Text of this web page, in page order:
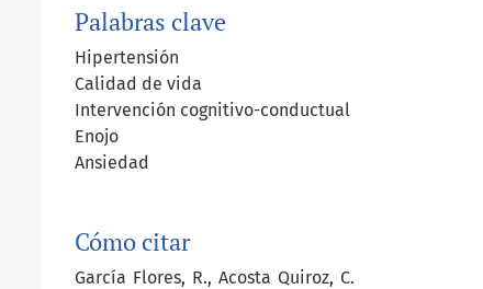
Palabras clave
Hipertensión
Calidad de vida
Intervención cognitivo-conductual
Enojo
Ansiedad
Cómo citar
García Flores, R., Acosta Quiroz, C.